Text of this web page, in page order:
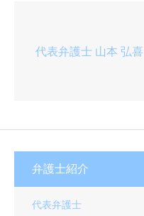
代表弁護士 山本 弘喜
弁護士紹介
代表弁護士